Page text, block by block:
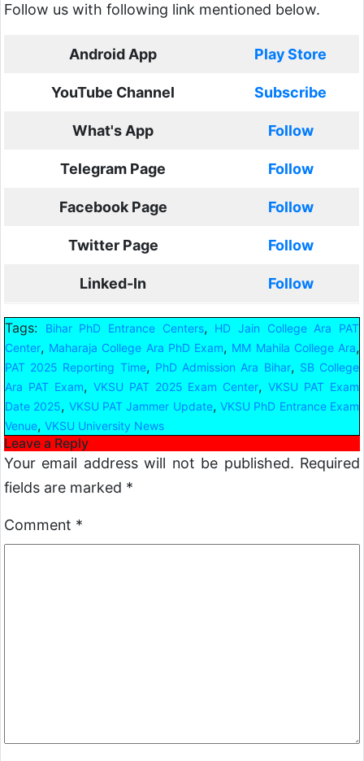
Follow us with following link mentioned below.
Android App Play Store
YouTube Channel Subscribe
What's App Follow
Telegram Page Follow
Facebook Page Follow
Twitter Page Follow
Linked-In Follow
Tags: Bihar PhD Entrance Centers,
HD Jain College Ara PAT
Center, Maharaja College Ara PhD Exam, MM Mahila College Ara,
PAT 2025 Reporting Time, PhD Admission Ara Bihar, SB College
Ara PAT Exam, VKSU PAT 2025 Exam Center,VKSU PAT Exam
Date 2025, VKSU PAT Jammer Update,VKSU PhD Entrance Exam
Venue, VKSU University News
Leave a Reply
Your email address will not be published. Required
fields are marked *
Comment *